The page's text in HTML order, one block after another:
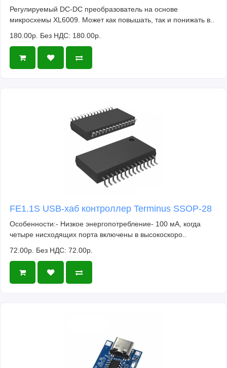
Регулируемый DC-DC преобразователь на основе
микросхемы XL6009. Может как повышать, так и понижать в..
180.00р. Без НДС: 180.00р.
FE1.1S USB-хаб контроллер Terminus SSOP-28
Особенности:- Низкое энергопотребление- 100 мА, когда
четыре нисходящих порта включены в высокоскоро..
72.00р. Без НДС: 72.00р.